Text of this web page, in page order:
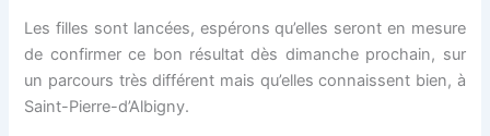
Les filles sont lancées, espérons qu’elles seront en mesure
de confirmer ce bon résultat dès dimanche prochain, sur
un parcours très différent mais qu’elles connaissent bien, à
Saint-Pierre-d’Albigny.